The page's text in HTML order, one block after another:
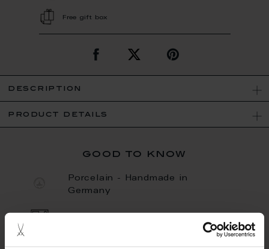
Free gift box
description
product details
good to know
Porcelain - Handmade in
Germany